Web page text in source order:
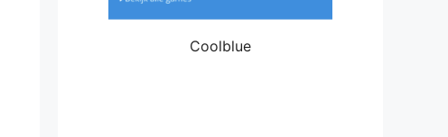
Coolblue